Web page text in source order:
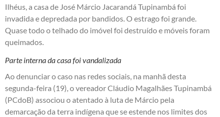
Ilhéus, a casa de José Márcio Jacarandá Tupinambá foi
invadida e depredada por bandidos. O estrago foi grande.
Quase todo o telhado do imóvel foi destruído e móveis foram
queimados.
Parte interna da casa foi vandalizada
Ao denunciar o caso nas redes sociais, na manhã desta
segunda-feira (19), o vereador Cláudio Magalhães Tupinambá
(PCdoB) associou o atentado à luta de Márcio pela
demarcação da terra indígena que se estende nos limites dos